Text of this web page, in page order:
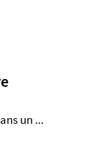
un ...